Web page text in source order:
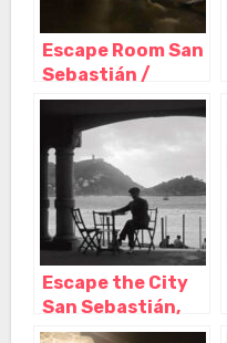
Escape Room San
Sebastián /
Donostia, San
Sebastián –
Guipuzcoa
Escape the City
San Sebastián,
San Sebastián –